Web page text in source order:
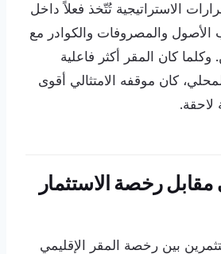
الاستراتيجية تُتّخذ فعلاً داخل
الأصول والمصروفات والكوادر مع
كان المقر أكثر فاعلية
كان موقفه الامتثالي أقوى
لاحقة.
مقابل رخصة الاستثمار
بين رخصة المقر الإقليمي